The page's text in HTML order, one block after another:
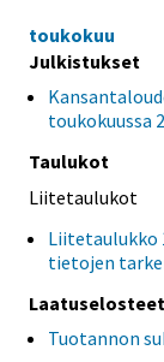
toukokuu
Julkistukset
toukokuussa
Taulukot
Liitetaulukot
Liitetaulukko
tietojen
Laatuselosteet
Tuotannon